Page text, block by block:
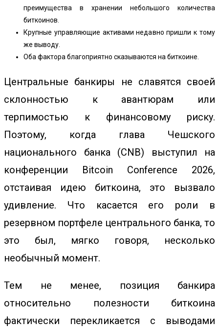
преимущества в хранении небольшого количества
биткоинов.
Крупные управляющие активами недавно пришли к тому
же выводу.
Оба фактора благоприятно сказываются на биткоине.
Центральные банкиры не славятся своей
склонностью к авантюрам или
терпимостью к финансовому риску.
Поэтому, когда глава Чешского
национального банка (CNB) выступил на
конференции Bitcoin Conference 2026,
отстаивая идею биткоина, это вызвало
удивление.
Что касается его роли в
резервном портфеле центрального банка, то
это был, мягко говоря, несколько
необычный момент.
Тем не менее, позиция банкира
относительно полезности биткоина
фактически перекликается с выводами